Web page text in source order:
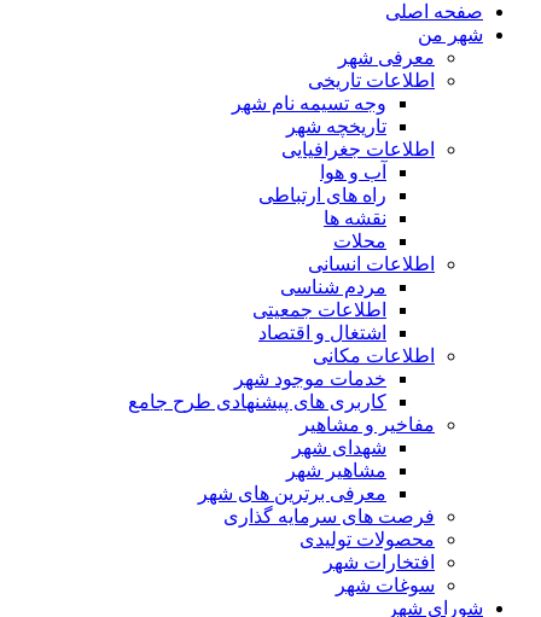
صفحه اصلی
شهر من
معرفی شهر
اطلاعات تاریخی
وجه تسیمه نام شهر
تاریخچه شهر
اطلاعات جغرافیایی
آب و هوا
راه های ارتباطی
نقشه ها
محلات
اطلاعات انسانی
مردم شناسی
اطلاعات جمعیتی
اشتغال و اقتصاد
اطلاعات مکانی
خدمات موجود شهر
کاربری های پیشنهادی طرح جامع
مفاخیر و مشاهیر
شهدای شهر
مشاهیر شهر
معرفی برترین های شهر
فرصت های سرمایه گذاری
محصولات تولیدی
افتخارات شهر
سوغات شهر
شورای شهر